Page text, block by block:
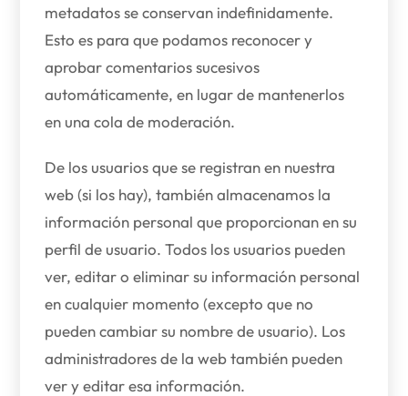
metadatos se conservan indefinidamente.
Esto es para que podamos reconocer y
aprobar comentarios sucesivos
automáticamente, en lugar de mantenerlos
en una cola de moderación.
De los usuarios que se registran en nuestra
web (si los hay), también almacenamos la
información personal que proporcionan en su
perfil de usuario. Todos los usuarios pueden
ver, editar o eliminar su información personal
en cualquier momento (excepto que no
pueden cambiar su nombre de usuario). Los
administradores de la web también pueden
ver y editar esa información.